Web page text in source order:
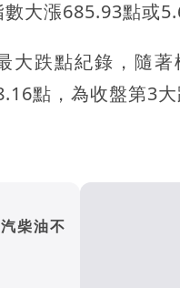
大漲685.93點或
大跌點紀錄，隨
點，為收盤第3大
柴油不